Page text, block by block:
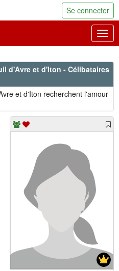
Se connecter
d'Avre et d'Iton - Célibataires
et d'Iton recherchent l'amour